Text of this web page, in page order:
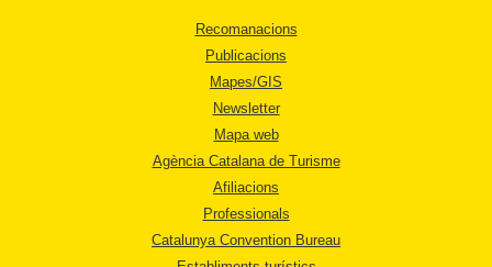
Recomanacions
Publicacions
Mapes/GIS
Newsletter
Mapa web
Agència Catalana de Turisme
Afiliacions
Professionals
Catalunya Convention Bureau